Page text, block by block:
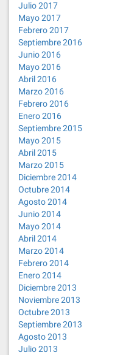
Julio 2017
Mayo 2017
Febrero 2017
Septiembre 2016
Junio 2016
Mayo 2016
Abril 2016
Marzo 2016
Febrero 2016
Enero 2016
Septiembre 2015
Mayo 2015
Abril 2015
Marzo 2015
Diciembre 2014
Octubre 2014
Agosto 2014
Junio 2014
Mayo 2014
Abril 2014
Marzo 2014
Febrero 2014
Enero 2014
Diciembre 2013
Noviembre 2013
Octubre 2013
Septiembre 2013
Agosto 2013
Julio 2013